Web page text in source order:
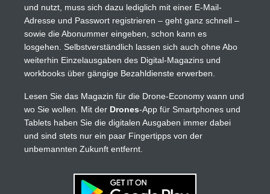
und nutzt, muss sich dazu lediglich mit einer E-Mail-
Adresse und Passwort registrieren – geht ganz schnell –
sowie die Abonummer eingeben, schon kann es
losgehen. Selbstverständlich lassen sich auch ohne Abo
weiterhin Einzelausgaben des Digital-Magazins und
workbooks über gängige Bezahldienste erwerben.
Lesen Sie das Magazin für die Drone-Economy wann und
wo Sie wollen. Mit der Drones-App für Smartphones und
Tablets haben Sie die digitalen Ausgaben immer dabei
und sind stets nur ein paar Fingertipps von der
unbemannten Zukunft entfernt.